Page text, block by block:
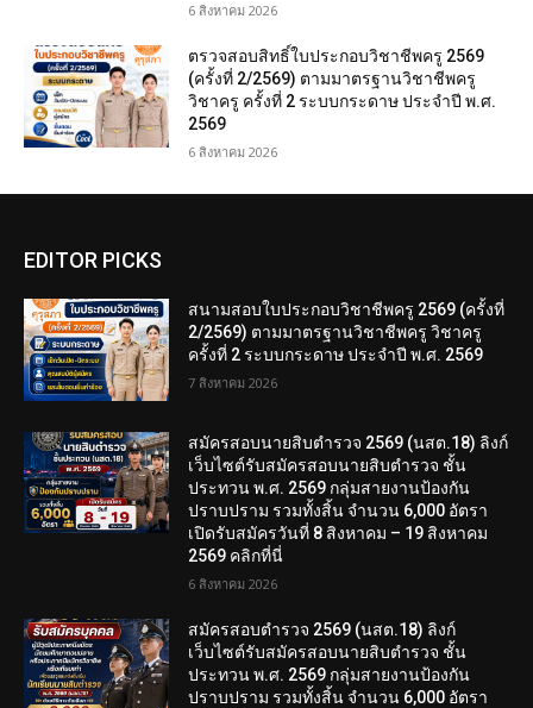
6 สิงหาคม 2026
ตรวจสอบสิทธิ์ใบประกอบวิชาชีพครู 2569
(ครั้งที่ 2/2569) ตามมาตรฐานวิชาชีพครู
วิชาครู ครั้งที่ 2 ระบบกระดาษ ประจำปี พ.ศ.
2569
6 สิงหาคม 2026
EDITOR PICKS
สนามสอบใบประกอบวิชาชีพครู 2569 (ครั้งที่
2/2569) ตามมาตรฐานวิชาชีพครู วิชาครู
ครั้งที่ 2 ระบบกระดาษ ประจำปี พ.ศ. 2569
7 สิงหาคม 2026
สมัครสอบนายสิบตำรวจ 2569 (นสต.18) ลิงก์
เว็บไซต์รับสมัครสอบนายสิบตำรวจ ชั้น
ประทวน พ.ศ. 2569 กลุ่มสายงานป้องกัน
ปราบปราม รวมทั้งสิ้น จำนวน 6,000 อัตรา
เปิดรับสมัครวันที่ 8 สิงหาคม – 19 สิงหาคม
2569 คลิกที่นี่
6 สิงหาคม 2026
สมัครสอบตํารวจ 2569 (นสต.18) ลิงก์
เว็บไซต์รับสมัครสอบนายสิบตำรวจ ชั้น
ประทวน พ.ศ. 2569 กลุ่มสายงานป้องกัน
ปราบปราม รวมทั้งสิ้น จำนวน 6,000 อัตรา